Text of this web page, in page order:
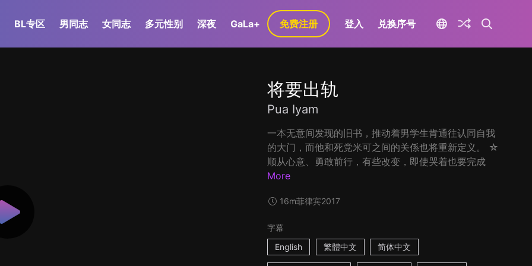
BL专区 男同志 女同志 多元性别 深夜 GaLa+ 免费注册 登入 兑换序号
将要出轨
Pua Iyam
一本无意间发现的旧书，推动着男学生肯通往认同自我
的大门，而他和死党米可之间的关係也将重新定义。 ☆
顺从心意、勇敢前行，有些改变，即使哭着也要完成
More
16m菲律宾2017
字幕
English
繁體中文 简体中文